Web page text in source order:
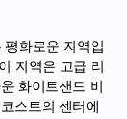
화로운 지역입
지역은 고급 리
화이트샌드 비
스트의 센터에